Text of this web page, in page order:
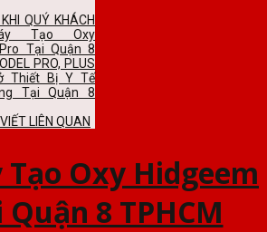
QUÝ KHÁCH
Tạo Oxy
Tại Quận 8
PRO, PLUS
Thiết Bị Y Tế
Tại Quận 8
LIÊN QUAN
Oxy Hidgeem
Quận 8 TPHCM